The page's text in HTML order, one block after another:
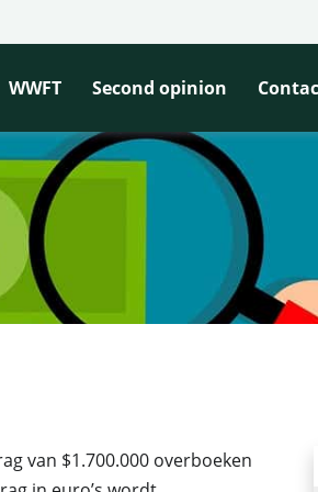
WWFT Second opinion
van $1.700.000 overboeken